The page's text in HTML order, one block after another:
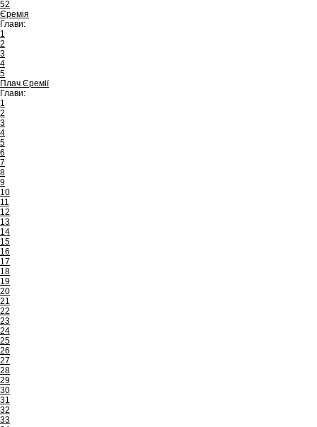
52
Єремія
Глави:
1
2
3
4
5
Плач Єремії
Глави:
1
2
3
4
5
6
7
8
9
10
11
12
13
14
15
16
17
18
19
20
21
22
23
24
25
26
27
28
29
30
31
32
33